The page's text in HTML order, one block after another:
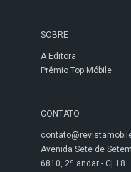
SOBRE
A Editora
Prêmio Top Móbile
CONTATO
Avenida Sete de
6810, 2º andar - Cj 18